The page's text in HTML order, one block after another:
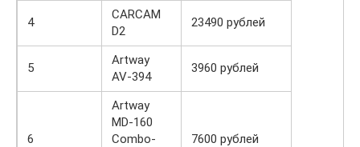
4
CARCAM
D2
23490 рублей
5
Artway
AV-394
3960 рублей
6
Artway
MD-160
Combo-
7600 рублей